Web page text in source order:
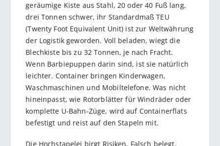
geräumige Kiste aus Stahl, 20 oder 40 Fuß lang,
drei Tonnen schwer, ihr Standardmaß TEU
(Twenty Foot Equivalent Unit) ist zur Weltwährung
der Logistik geworden. Voll beladen, wiegt die
Blechkiste bis zu 32 Tonnen, je nach Fracht.
Wenn Barbiepuppen darin sind, ist sie natürlich
leichter. Container bringen Kinderwagen,
Waschmaschinen und Mobiltelefone. Was nicht
hineinpasst, wie Rotorblätter für Windräder oder
komplette U-Bahn-Züge, wird auf Containerflats
befestigt und reist auf den Stapeln mit.
Die Hochstapelei birgt Risiken. Falsch belegt,